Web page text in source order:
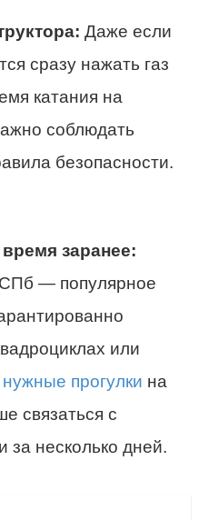
Даже если
сразу нажать газ
катания на
соблюдать
безопасности.
заранее:
— популярное
или
прогулки на
связаться с
за несколько дней.